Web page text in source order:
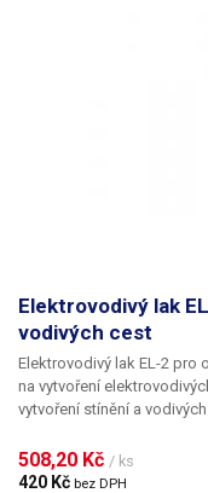
Elektrovodivý lak
vodivých cest
Elektrovodivý lak EL-2 pro
na vytvoření
vytvoření stínění a
proti otěru a je ředitelný
508,20 Kč / ks
420 Kč bez DPH